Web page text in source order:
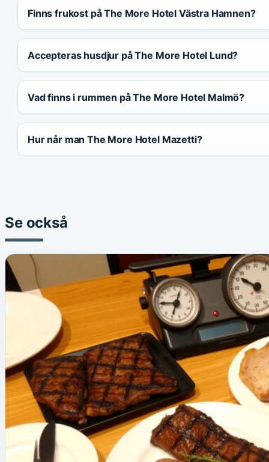
Finns frukost på The More Hotel Västra Hamnen?
Accepteras husdjur på The More Hotel Lund?
Vad finns i rummen på The More Hotel Malmö?
Hur når man The More Hotel Mazetti?
Se också